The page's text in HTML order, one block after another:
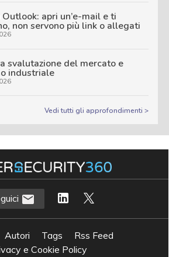
apri un’e-mail e ti
non servono più link o allegati
svalutazione del mercato e
industriale
Vedi tutti gli approfondimenti >
Autori Tags
Rss Feed
e Cookie Policy